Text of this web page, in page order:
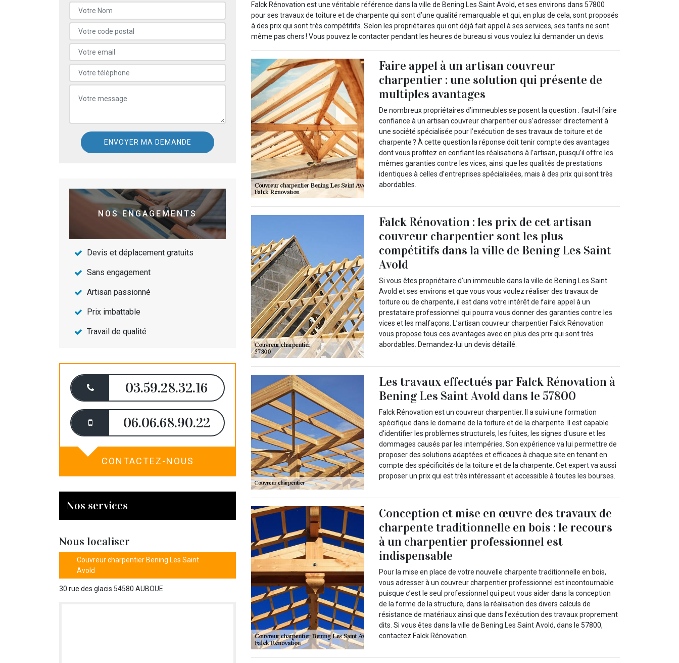
NOS ENGAGEMENTS
Devis et déplacement gratuits
Sans engagement
Artisan passionné
Prix imbattable
Travail de qualité
03.59.28.32.16
06.06.68.90.22
CONTACTEZ-NOUS
Nos services
Nous localiser
Couvreur charpentier Bening Les Saint
Avold
30 rue des glacis 54580 AUBOUE
Falck Rénovation est une véritable référence dans la ville de Bening Les Saint Avold, et ses environs dans 57800
pour ses travaux de toiture et de charpente qui sont d’une qualité remarquable et qui, en plus de cela, sont proposés
à des prix qui sont très compétitifs. Selon les propriétaires qui ont déjà fait appel à ses services, ses tarifs ne sont
même pas chers ! Vous pouvez le contacter pendant les heures de bureau si vous voulez lui demander un devis.
Faire appel à un artisan couvreur
charpentier : une solution qui présente de
multiples avantages
De nombreux propriétaires d’immeubles se posent la question : faut-il faire
confiance à un artisan couvreur charpentier ou s’adresser directement à
une société spécialisée pour l’exécution de ses travaux de toiture et de
charpente ? À cette question la réponse doit tenir compte des avantages
dont vous profitez en confiant les réalisations à l’artisan, puisqu’il offre les
mêmes garanties contre les vices, ainsi que les qualités de prestations
identiques à celles d’entreprises spécialisées, mais à des prix qui sont très
abordables.
Falck Rénovation : les prix de cet artisan
couvreur charpentier sont les plus
compétitifs dans la ville de Bening Les Saint
Avold
Si vous êtes propriétaire d’un immeuble dans la ville de Bening Les Saint
Avold et ses environs et que vous vous voulez réaliser des travaux de
toiture ou de charpente, il est dans votre intérêt de faire appel à un
prestataire professionnel qui pourra vous donner des garanties contre les
vices et les malfaçons. L’artisan couvreur charpentier Falck Rénovation
vous propose tous ces avantages avec en plus des prix qui sont très
abordables. Demandez-lui un devis détaillé.
Les travaux effectués par Falck Rénovation à
Bening Les Saint Avold dans le 57800
Falck Rénovation est un couvreur charpentier. Il a suivi une formation
spécifique dans le domaine de la toiture et de la charpente. Il est capable
d'identifier les problèmes structurels, les fuites, les signes d'usure et les
dommages causés par les intempéries. Son expérience va lui permettre de
proposer des solutions adaptées et efficaces à chaque site en tenant en
compte des spécificités de la toiture et de la charpente. Cet expert va aussi
proposer un prix qui est très intéressant et accessible à toutes les bourses.
Conception et mise en œuvre des travaux de
charpente traditionnelle en bois : le recours
à un charpentier professionnel est
indispensable
Pour la mise en place de votre nouvelle charpente traditionnelle en bois,
vous adresser à un couvreur charpentier professionnel est incontournable
puisque c’est le seul professionnel qui peut vous aider dans la conception
de la forme de la structure, dans la réalisation des divers calculs de
résistance de matériaux ainsi que dans l’exécution des travaux proprement
dits. Si vous êtes dans la ville de Bening Les Saint Avold, dans le 57800,
contactez Falck Rénovation.